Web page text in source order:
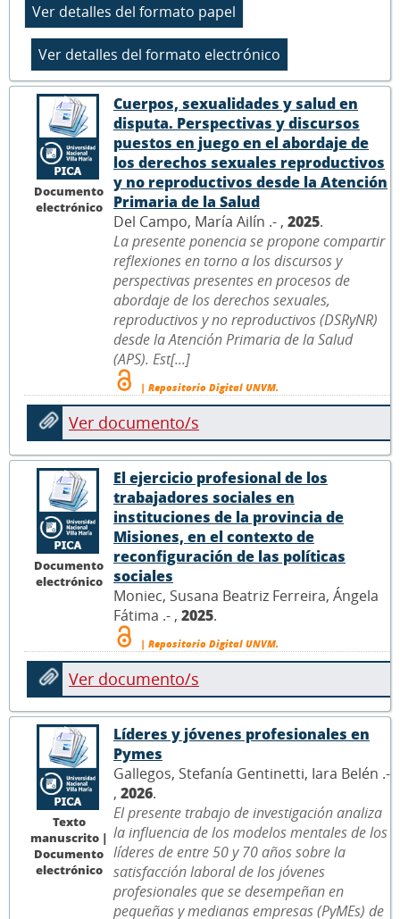
Documento
electrónico
Cuerpos, sexualidades y salud en
disputa. Perspectivas y discursos
puestos en juego en el abordaje de
los derechos sexuales reproductivos
y no reproductivos desde la Atención
Primaria de la Salud
Del Campo, María Ailín .- , 2025.
La presente ponencia se propone compartir
reflexiones en torno a los discursos y
perspectivas presentes en procesos de
abordaje de los derechos sexuales,
reproductivos y no reproductivos (DSRyNR)
desde la Atención Primaria de la Salud
(APS). Est[...]
| Repositorio Digital UNVM.
Ver documento/s
Documento
electrónico
El ejercicio profesional de los
trabajadores sociales en
instituciones de la provincia de
Misiones, en el contexto de
reconfiguración de las políticas
sociales
Moniec, Susana Beatriz Ferreira, Ángela
Fátima .- , 2025.
| Repositorio Digital UNVM.
Ver documento/s
Texto
manuscrito |
Documento
electrónico
Líderes y jóvenes profesionales en
Pymes
Gallegos, Stefanía Gentinetti, Iara Belén .-
, 2026.
El presente trabajo de investigación analiza
la influencia de los modelos mentales de los
líderes de entre 50 y 70 años sobre la
satisfacción laboral de los jóvenes
profesionales que se desempeñan en
pequeñas y medianas empresas (PyMEs) de